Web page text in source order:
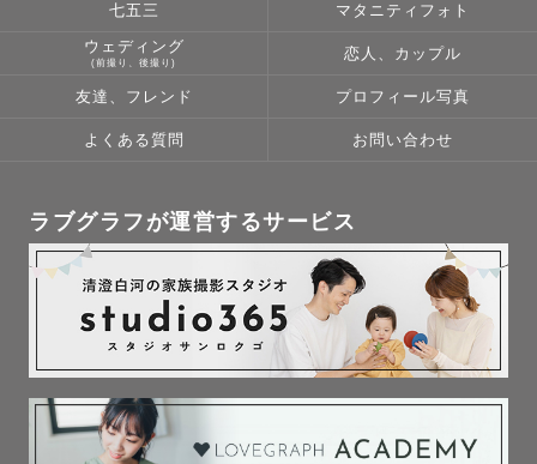
七五三 マタニティフォト
ウェディング
(前撮り、後撮り)
恋人、カップル
友達、フレンド プロフィール写真
よくある質問 お問い合わせ
ラブグラフが運営するサービス